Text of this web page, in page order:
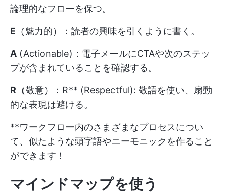
論理的なフローを保つ。
E （魅力的）：読者の興味を引くように書く。
A (Actionable)：電子メールにCTAや次のステッ
プが含まれていることを確認する。
R （敬意）：R** (Respectful): 敬語を使い、扇動
的な表現は避ける。
**ワークフロー内のさまざまなプロセスについ
て、似たような頭字語やニーモニックを作ること
ができます！
マインドマップを使う